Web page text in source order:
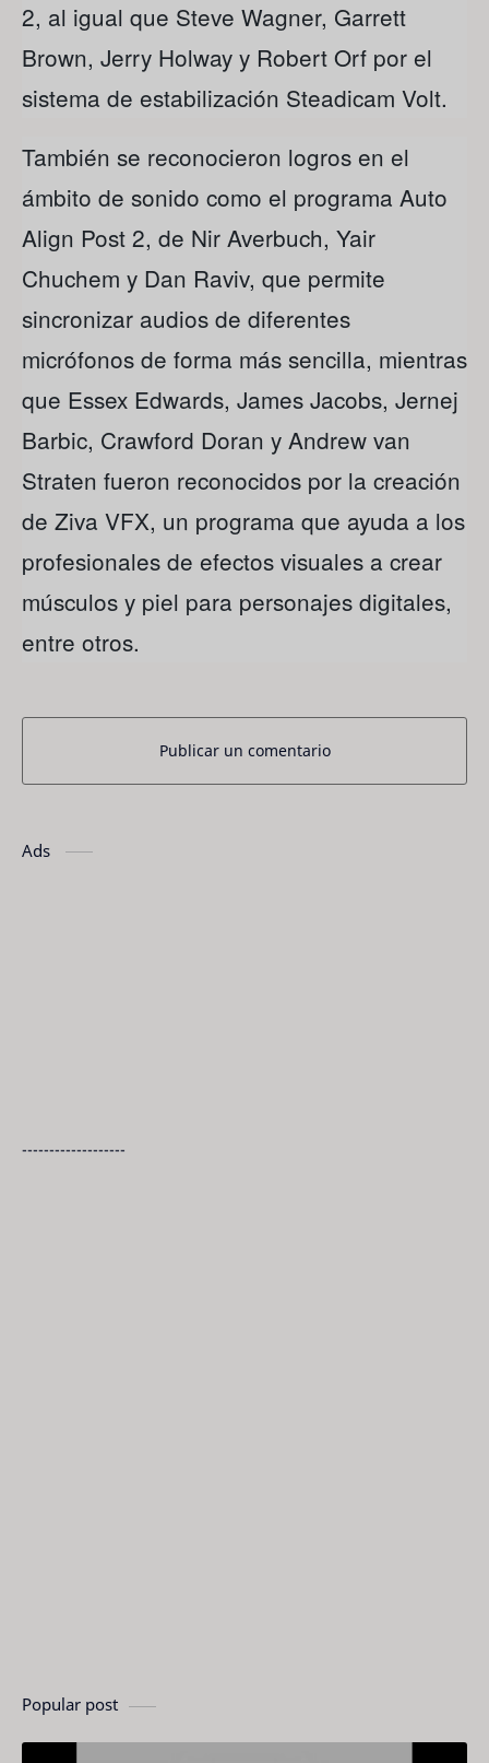
2, al igual que Steve Wagner, Garrett
Brown, Jerry Holway y Robert Orf por el
sistema de estabilización Steadicam Volt.
También se reconocieron logros en el
ámbito de sonido como el programa Auto
Align Post 2, de Nir Averbuch, Yair
Chuchem y Dan Raviv, que permite
sincronizar audios de diferentes
micrófonos de forma más sencilla, mientras
que Essex Edwards, James Jacobs, Jernej
Barbic, Crawford Doran y Andrew van
Straten fueron reconocidos por la creación
de Ziva VFX, un programa que ayuda a los
profesionales de efectos visuales a crear
músculos y piel para personajes digitales,
entre otros.
Publicar un comentario
Ads
-------------------
Popular post